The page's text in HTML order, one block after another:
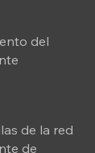
del
de la red
de